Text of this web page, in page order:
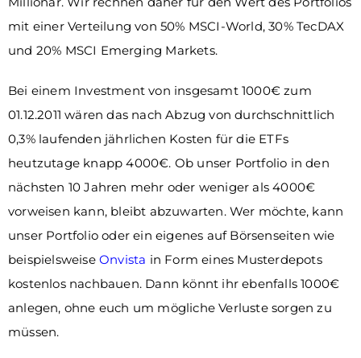
mit einer Verteilung von 50% MSCI-World, 30% TecDAX
und 20% MSCI Emerging Markets.
Bei einem Investment von insgesamt 1000€ zum
01.12.2011 wären das nach Abzug von durchschnittlich
0,3% laufenden jährlichen Kosten für die ETFs
heutzutage knapp 4000€. Ob unser Portfolio in den
nächsten 10 Jahren mehr oder weniger als 4000€
vorweisen kann, bleibt abzuwarten. Wer möchte, kann
unser Portfolio oder ein eigenes auf Börsenseiten wie
beispielsweise Onvista in Form eines Musterdepots
kostenlos nachbauen. Dann könnt ihr ebenfalls 1000€
anlegen, ohne euch um mögliche Verluste sorgen zu
müssen.